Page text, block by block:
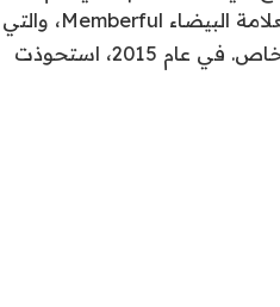
2018 أيضًا، استحوذت Patreon على منصة عضوية الاشتراك ذات العلامة البيضاء Memberful، والتي
تتيح للمبدعين بيع وصول حصري إلى المحتوى من خلال موقعهم الخاص. في عام 2015، استحوذت